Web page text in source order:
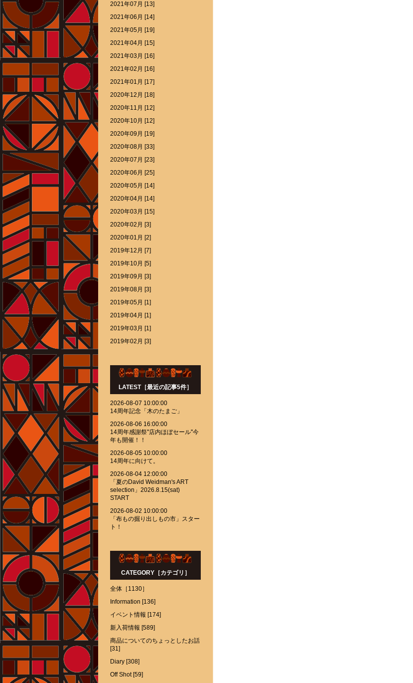
2021年07月 [13]
2021年06月 [14]
2021年05月 [19]
2021年04月 [15]
2021年03月 [16]
2021年02月 [16]
2021年01月 [17]
2020年12月 [18]
2020年11月 [12]
2020年10月 [12]
2020年09月 [19]
2020年08月 [33]
2020年07月 [23]
2020年06月 [25]
2020年05月 [14]
2020年04月 [14]
2020年03月 [15]
2020年02月 [3]
2020年01月 [2]
2019年12月 [7]
2019年10月 [5]
2019年09月 [3]
2019年08月 [3]
2019年05月 [1]
2019年04月 [1]
2019年03月 [1]
2019年02月 [3]
LATEST［最近の記事5件］
2026-08-07 10:00:00
14周年記念「木のたまご」
2026-08-06 16:00:00
14周年感謝祭''店内ほぼセール''今
年も開催！！
2026-08-05 10:00:00
14周年に向けて。
2026-08-04 12:00:00
「夏のDavid Weidman's ART
selection」2026.8.15(sat)
START
2026-08-02 10:00:00
「布もの掘り出しもの市」スター
ト！
CATEGORY［カテゴリ］
全体［1130］
Information [136]
イベント情報 [174]
新入荷情報 [589]
商品についてのちょっとしたお話
[31]
Diary [308]
Off Shot [59]